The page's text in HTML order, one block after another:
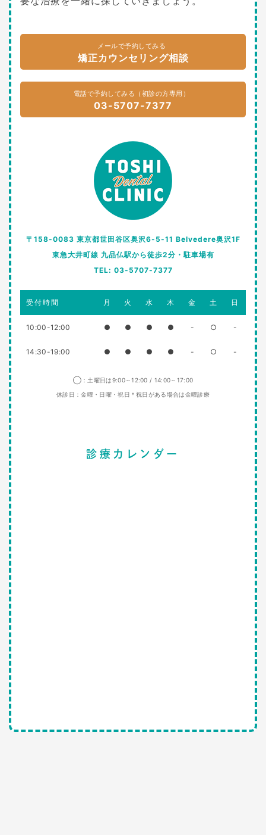
メールで予約してみる
矯正カウンセリング相談
電話で予約してみる（初診の方専用）
03-5707-7377
〒158-0083 東京都世田谷区奥沢6-5-11 Belvedere奥沢1F
東急大井町線 九品仏駅から徒歩2分・駐車場有
TEL: 03-5707-7377
受付時間 月 火 水 木 金 土 日
10:00-12:00 ● ● ● ● - ○ -
14:30-19:00 ● ● ● ● - ○ -
◯：土曜日は9:00～12:00 / 14:00～17:00
休診日：金曜・日曜・祝日＊祝日がある場合は金曜診療
診療カレンダー